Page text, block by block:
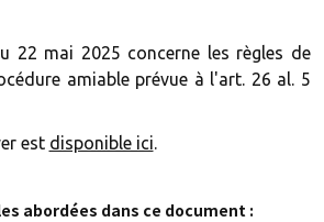
22 mai 2025 concerne les règles de
amiable prévue à l'art. 26 al. 5
est disponible ici.
abordées dans ce document :